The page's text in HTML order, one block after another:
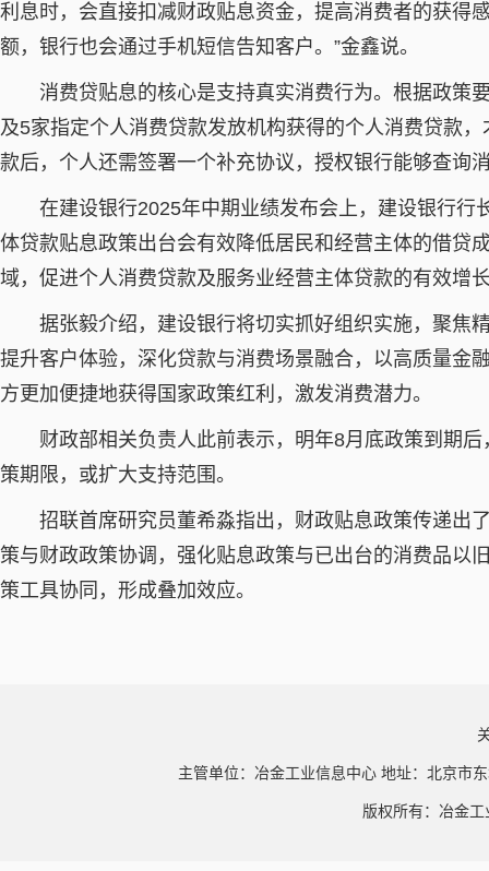
利息时，会直接扣减财政贴息资金，提高消费者的获得
额，银行也会通过手机短信告知客户。”金鑫说。
消费贷贴息的核心是支持真实消费行为。根据政策
及5家指定个人消费贷款发放机构获得的个人消费贷款
款后，个人还需签署一个补充协议，授权银行能够查询
在建设银行2025年中期业绩发布会上，建设银行行
体贷款贴息政策出台会有效降低居民和经营主体的借贷
域，促进个人消费贷款及服务业经营主体贷款的有效增
据张毅介绍，建设银行将切实抓好组织实施，聚焦
提升客户体验，深化贷款与消费场景融合，以高质量金
方更加便捷地获得国家政策红利，激发消费潜力。
财政部相关负责人此前表示，明年8月底政策到期
策期限，或扩大支持范围。
招联首席研究员董希淼指出，财政贴息政策传递出
策与财政政策协调，强化贴息政策与已出台的消费品以
策工具协同，形成叠加效应。
主管单位：冶金工业信息中心 地址：北京市
版权所有：冶金